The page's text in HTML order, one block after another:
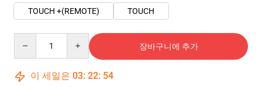
TOUCH +(REMOTE)
TOUCH
장바구니에 추가
이 세일은 03: 22: 54